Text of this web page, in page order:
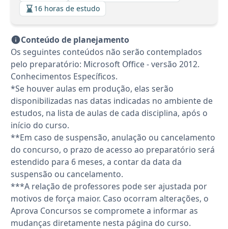
16 horas de estudo
Conteúdo de planejamento
Os seguintes conteúdos não serão contemplados
pelo preparatório: Microsoft Office - versão 2012.
Conhecimentos Específicos.
*Se houver aulas em produção, elas serão
disponibilizadas nas datas indicadas no ambiente de
estudos, na lista de aulas de cada disciplina, após o
início do curso.
**Em caso de suspensão, anulação ou cancelamento
do concurso, o prazo de acesso ao preparatório será
estendido para 6 meses, a contar da data da
suspensão ou cancelamento.
***A relação de professores pode ser ajustada por
motivos de força maior. Caso ocorram alterações, o
Aprova Concursos se compromete a informar as
mudanças diretamente nesta página do curso.